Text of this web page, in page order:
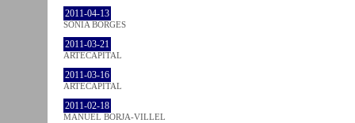
2011-04-13
SÓNIA BORGES
2011-03-21
ARTECAPITAL
2011-03-16
ARTECAPITAL
2011-02-18
MANUEL BORJA-VILLEL